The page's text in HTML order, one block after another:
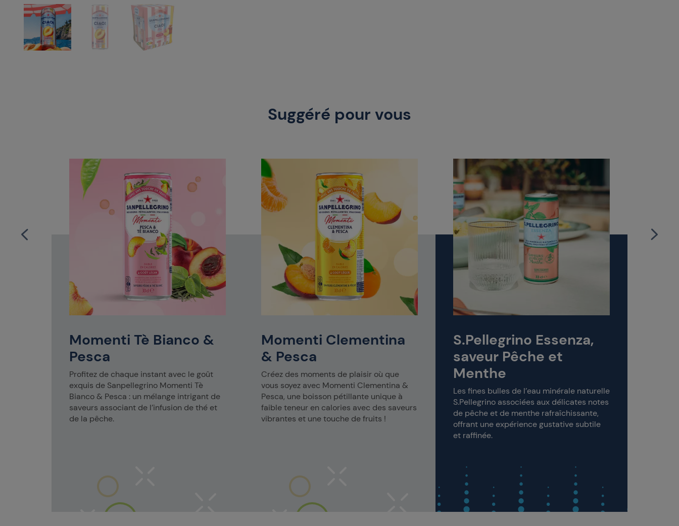
Suggéré pour vous
Momenti Tè Bianco &
Pesca
Profitez de chaque instant avec le goût
exquis de Sanpellegrino Momenti Tè
Bianco & Pesca : un mélange intrigant de
saveurs associant de l’infusion de thé et
de la pêche.
Momenti Clementina
& Pesca
Créez des moments de plaisir où que
vous soyez avec Momenti Clementina &
Pesca, une boisson pétillante unique à
faible teneur en calories avec des saveurs
vibrantes et une touche de fruits !
S.Pellegrino Essenza,
saveur Pêche et
Menthe
Les fines bulles de l’eau minérale naturelle
S.Pellegrino associées aux délicates notes
de pêche et de menthe rafraîchissante,
offrant une expérience gustative subtile
et raffinée.